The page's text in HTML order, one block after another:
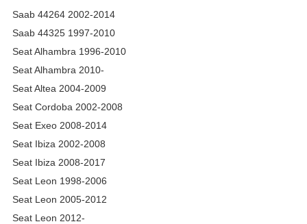
Saab 44264 2002-2014
Saab 44325 1997-2010
Seat Alhambra 1996-2010
Seat Alhambra 2010-
Seat Altea 2004-2009
Seat Cordoba 2002-2008
Seat Exeo 2008-2014
Seat Ibiza 2002-2008
Seat Ibiza 2008-2017
Seat Leon 1998-2006
Seat Leon 2005-2012
Seat Leon 2012-